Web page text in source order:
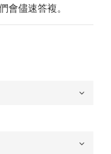
會儘速答複。